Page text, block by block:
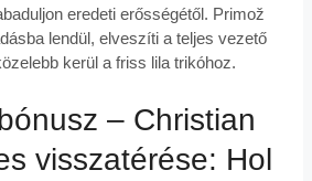
eredeti erősségétől. Primož
lendül, elveszíti a teljes vezető
kerül a friss lila trikóhoz.
– Christian
visszatérése: Hol